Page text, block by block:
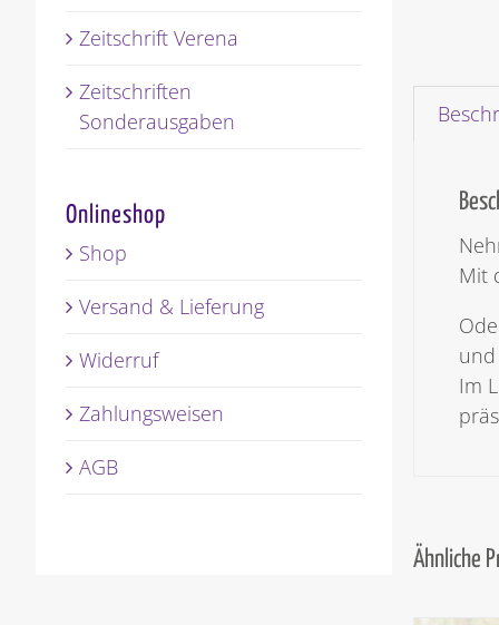
Mit
Im
Ähnliche
Zeitschrift Verena
Zeitschriften
Sonderausgaben
Onlineshop
Shop
Versand & Lieferung
Widerruf
Zahlungsweisen
AGB